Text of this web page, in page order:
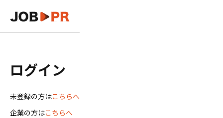
ログイン
未登録の方はこちらへ
企業の方はこちらへ